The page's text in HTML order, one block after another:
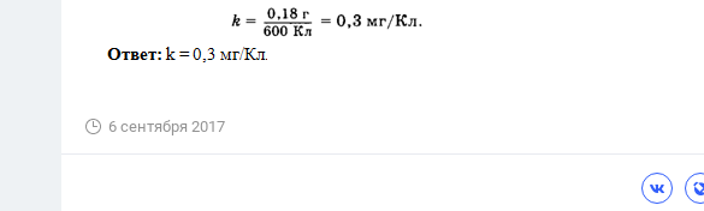
6 сентября 2017